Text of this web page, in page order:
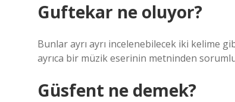
Guftekar ne oluyor?
Bunlar ayrı ayrı incelenebilecek iki kelime
ayrıca bir müzik eserinin metninden
Güsfent ne demek?